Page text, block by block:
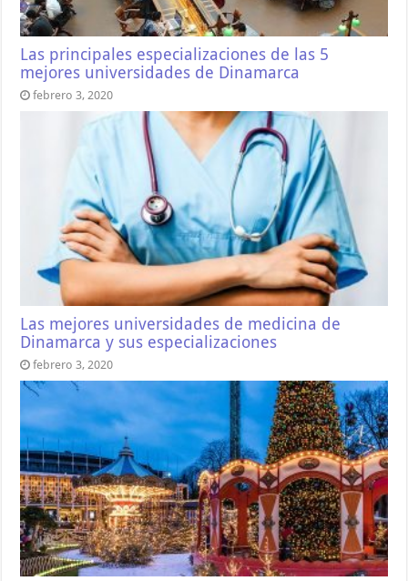
Las principales especializaciones de las 5
mejores universidades de Dinamarca
febrero 3, 2020
Las mejores universidades de medicina de
Dinamarca y sus especializaciones
febrero 3, 2020